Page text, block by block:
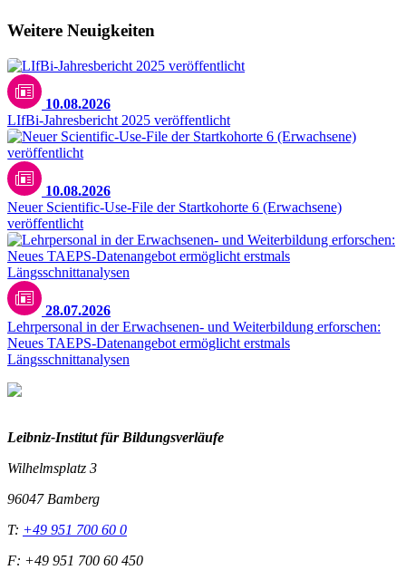
Weitere Neuigkeiten
10.08.2026
LIfBi-Jahresbericht 2025 veröffentlicht
10.08.2026
Neuer Scientific-Use-File der Startkohorte 6 (Erwachsene)
veröffentlicht
28.07.2026
Lehrpersonal in der Erwachsenen- und Weiterbildung erforschen:
Neues TAEPS-Datenangebot ermöglicht erstmals
Längsschnittanalysen
Leibniz-Institut für Bildungsverläufe
Wilhelmsplatz 3
96047 Bamberg
T: +49 951 700 60 0
F: +49 951 700 60 450